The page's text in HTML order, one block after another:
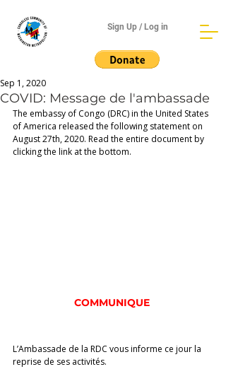
Sign Up / Log in
COVID: Message de l'ambassade
Sep 1, 2020
The embassy of Congo (DRC) in the United States
of America released the following statement on
August 27th, 2020. Read the entire document by
clicking the link at the bottom.
COMMUNIQUE
L’Ambassade de la RDC vous informe ce jour la
reprise de ses activités.